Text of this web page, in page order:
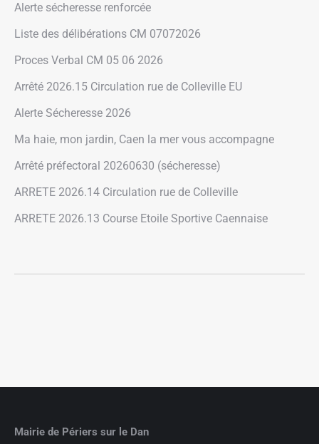
Alerte sécheresse renforcée
Liste des délibérations CM 07072026
Proces Verbal CM 05 06 2026
Arrêté 2026.15 Circulation rue de Colleville EU
Alerte Sécheresse 2026
Ma haie, mon jardin, Caen la mer vous accompagne
Arrêté préfectoral 20260630 (sécheresse)
ARRETE 2026.14 Circulation rue de Colleville
ARRETE 2026.13 Course Etoile Sportive Caennaise
Mairie de Périers sur le Dan